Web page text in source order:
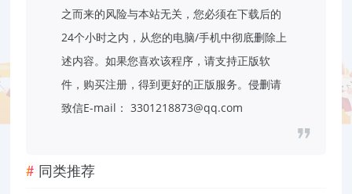
之而来的风险与本站无关，您必须在下载后的
24个小时之内，从您的电脑/手机中彻底删除上
述内容。如果您喜欢该程序，请支持正版软
件，购买注册，得到更好的正版服务。侵删请
致信E-mail： 3301218873@qq.com
同类推荐